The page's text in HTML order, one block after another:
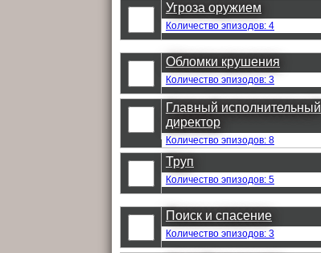
Угроза оружием
Количество эпизодов: 4
Обломки крушения
Количество эпизодов: 3
Главный исполнительный
директор
Количество эпизодов: 8
Труп
Количество эпизодов: 5
Поиск и спасение
Количество эпизодов: 3